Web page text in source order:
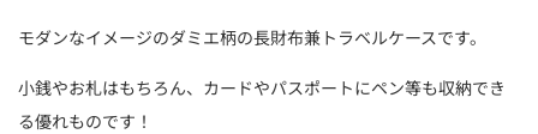
モダンなイメージのダミエ柄の長財布兼トラベルケースです。
小銭やお札はもちろん、カードやパスポートにペン等も収納でき
る優れものです！